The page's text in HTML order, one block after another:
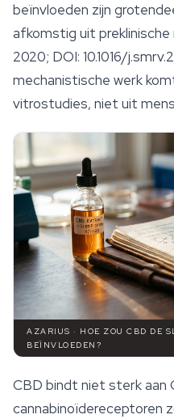
beïnvloeden zijn
afkomstig uit preklinische
2020; DOI: 10.1016/
mechanistische werk
vitrostudies, niet uit
AZARIUS · HOE ZOU CBD DE
BEÏNVLOEDEN?
CBD bindt niet sterk aan
cannabinoïdereceptoren